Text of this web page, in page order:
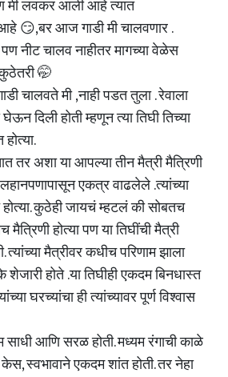
मी लवकर आली आहे त्यात
😏,बर आज गाडी मी चालवणार .
नीट चालव नाहीतर मागच्या वेळेस
🤭
चालवते मी ,नाही पडत तुला . रेवाला
दिली होती म्हणून त्या तिघी तिच्या
तर अशा या आपल्या तीन मैत्री मैत्रिणी
एकत्र वाढलेले .त्यांच्या
कुठेही जायचं म्हटलं की सोबतच
मैत्रिणी होत्या पण या तिघींची मैत्री
मैत्रीवर कधीच परिणाम झाला
शेजारी होते .या तिघीही एकदम बिनधास्त
घरच्यांचा ही त्यांच्यावर पूर्ण विश्वास
आणि सरळ होती. मध्यम रंगाची काळे
स्वभावाने एकदम शांत होती. तर नेहा